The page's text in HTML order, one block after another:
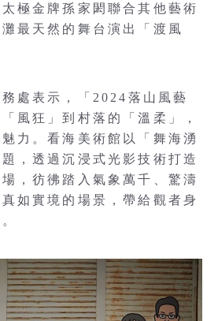
極金牌孫家閎聯合其他藝術
最天然的舞台演出「渡風
處表示，「2024落山風藝
風狂」到村落的「溫柔」，
力。看海美術館以「舞海湧
，透過沉浸式光影技術打造
，彷彿踏入氣象萬千、驚濤
如實境的場景，帶給觀者身